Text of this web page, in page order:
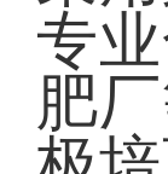
专
肥